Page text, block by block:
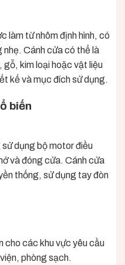
làm từ nhôm định hình, có
Cánh cửa có thể là
kim loại hoặc vật liệu
kế và mục đích sử dụng.
biến
dụng bộ motor điều
và đóng cửa. Cánh cửa
thống, sử dụng tay đòn
cho các khu vực yêu cầu
phòng sạch.